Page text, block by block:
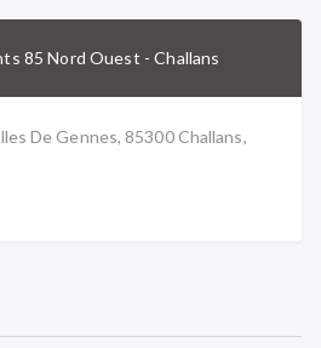
85 Nord Ouest -Challans
De Gennes, 85300 Challans,